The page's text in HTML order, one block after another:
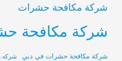
شركة مكافحة حشرات
شركة مكافحة
شركة مكافحة حشرات في دبي شركه